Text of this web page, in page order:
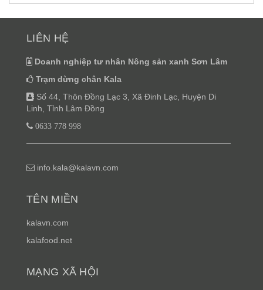
LIÊN HỆ
Doanh nghiệp tư nhân Nông sản xanh Sơn Lâm
Trạm dừng chân Kala
Số 44, Thôn Đồng Lạc 3, Xã Đinh Lạc, Huyện Di
Linh, Tỉnh Lâm Đồng
0633 778 998
info.kala@kalavn.com
TÊN MIỀN
kalavn.com
kalafood.net
MẠNG XÃ HỘI